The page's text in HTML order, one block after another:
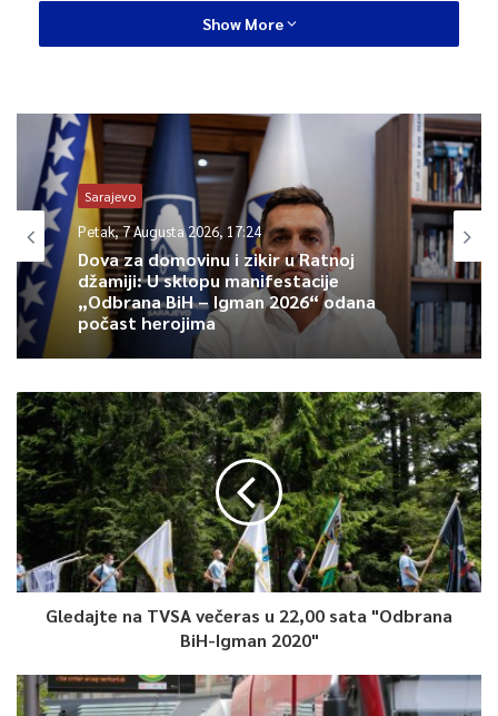
Show More
Sarajevo
Petak, 7 Augusta 2026, 17:24
Dova za domovinu i zikir u Ratnoj
džamiji: U sklopu manifestacije
„Odbrana BiH – Igman 2026“ odana
počast herojima
Gledajte na TVSA večeras u 22,00 sata "Odbrana
BiH-Igman 2020"